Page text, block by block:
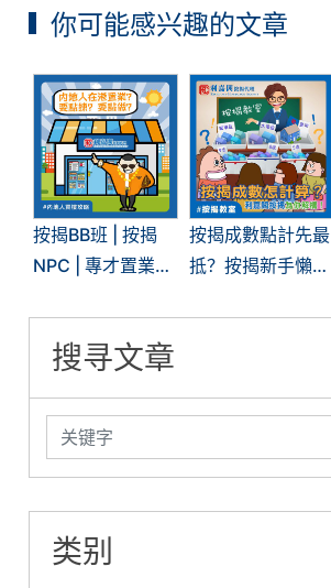
你可能感兴趣的文章
按揭BB班 | 按揭
NPC | 專才置業按
做？
按揭成數點計先最
抵？按揭新手懶人
搜寻文章
类别